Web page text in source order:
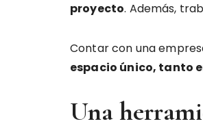
proyecto. Además,
Contar con una
espacio único, tanto
Una